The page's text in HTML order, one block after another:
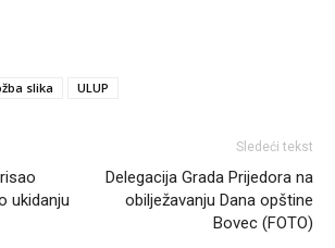
slika ULUP
ukidanju
Sledeći tekst
Delegacija Grada Prijedora na
obilježavanju Dana opštine
Bovec (FOTO)